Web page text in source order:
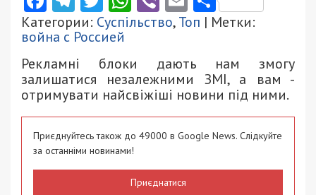
Категории: Суспільство,Топ | Метки:
война с Россией
Рекламні блоки дають нам змогу
залишатися незалежними ЗМІ, а вам -
отримувати найсвіжіші новини під ними.
Приєднуйтесь також до 49000 в Google News. Слідкуйте
за останніми новинами!
Приєднатися